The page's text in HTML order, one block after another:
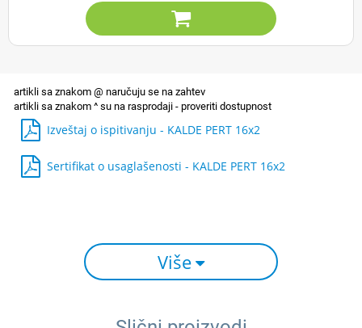

Izveštaj o ispitivanju - KALDE PERT 16x2
Sertifikat o usaglašenosti - KALDE PERT 16x2
Više